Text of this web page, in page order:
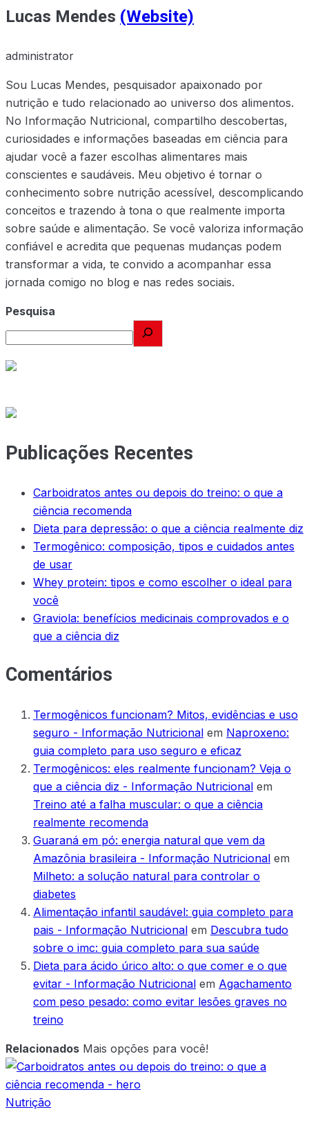
Lucas Mendes (Website)
administrator
Sou Lucas Mendes, pesquisador apaixonado por
nutrição e tudo relacionado ao universo dos alimentos.
No Informação Nutricional, compartilho descobertas,
curiosidades e informações baseadas em ciência para
ajudar você a fazer escolhas alimentares mais
conscientes e saudáveis. Meu objetivo é tornar o
conhecimento sobre nutrição acessível, descomplicando
conceitos e trazendo à tona o que realmente importa
sobre saúde e alimentação. Se você valoriza informação
confiável e acredita que pequenas mudanças podem
transformar a vida, te convido a acompanhar essa
jornada comigo no blog e nas redes sociais.
Pesquisa
Publicações Recentes
Carboidratos antes ou depois do treino: o que a
ciência recomenda
Dieta para depressão: o que a ciência realmente diz
Termogênico: composição, tipos e cuidados antes
de usar
Whey protein: tipos e como escolher o ideal para
você
Graviola: benefícios medicinais comprovados e o
que a ciência diz
Comentários
Termogênicos funcionam? Mitos, evidências e uso
seguro - Informação Nutricional em Naproxeno:
guia completo para uso seguro e eficaz
Termogênicos: eles realmente funcionam? Veja o
que a ciência diz - Informação Nutricional em
Treino até a falha muscular: o que a ciência
realmente recomenda
Guaraná em pó: energia natural que vem da
Amazônia brasileira - Informação Nutricional em
Milheto: a solução natural para controlar o
diabetes
Alimentação infantil saudável: guia completo para
pais - Informação Nutricional em Descubra tudo
sobre o imc: guia completo para sua saúde
Dieta para ácido úrico alto: o que comer e o que
evitar - Informação Nutricional em Agachamento
com peso pesado: como evitar lesões graves no
treino
Relacionados Mais opções para você!
Nutrição